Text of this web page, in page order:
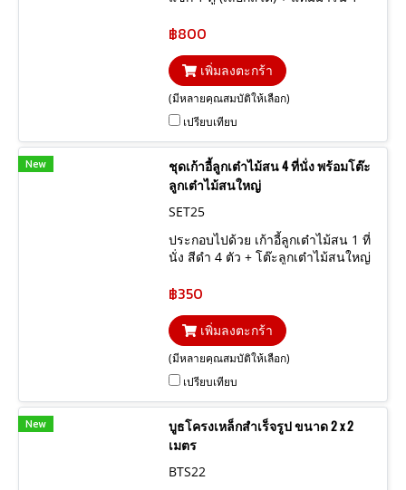
฿800
เพิ่มลงตะกร้า
(มีหลายคุณสมบัติให้เลือก)
เปรียบเทียบ
New
ชุดเก้าอี้ลูกเต๋าไม้สน 4 ที่นั่ง พร้อมโต๊ะ
ลูกเต๋าไม้สนใหญ่
SET25
ประกอบไปด้วย เก้าอี้ลูกเต๋าไม้สน 1 ที่
นั่ง สีดำ 4 ตัว + โต๊ะลูกเต๋าไม้สนใหญ่
฿350
เพิ่มลงตะกร้า
(มีหลายคุณสมบัติให้เลือก)
เปรียบเทียบ
New
บูธโครงเหล็กสำเร็จรูป ขนาด 2 x 2
เมตร
BTS22